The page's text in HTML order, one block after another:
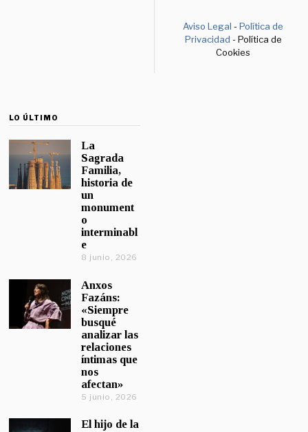
Aviso Legal -Política de
Privacidad - Política de
Cookies
LO ÚLTIMO
La
Sagrada
Familia,
historia de
un
monument
o
interminabl
e
8 junio, 2026
Anxos
Fazáns:
«Siempre
busqué
analizar las
relaciones
íntimas que
nos
afectan»
5 junio, 2026
El hijo de la